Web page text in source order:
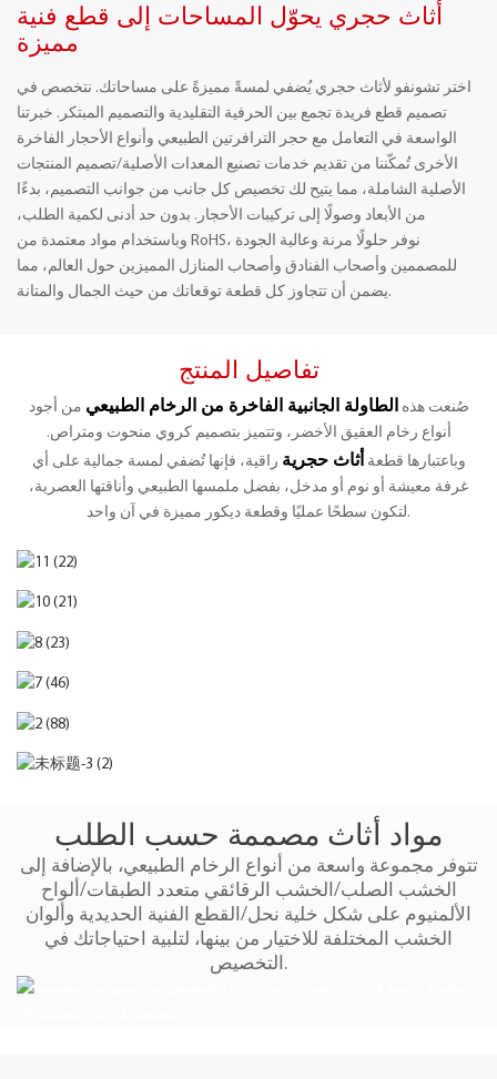
أثاث حجري يحوّل المساحات إلى قطع فنية
مميزة
اختر تشونفو لأثاث حجري يُضفي لمسةً مميزةً على مساحاتك. نتخصص في
تصميم قطع فريدة تجمع بين الحرفية التقليدية والتصميم المبتكر. خبرتنا
الواسعة في التعامل مع حجر الترافرتين الطبيعي وأنواع الأحجار الفاخرة
الأخرى تُمكّننا من تقديم خدمات تصنيع المعدات الأصلية/تصميم المنتجات
الأصلية الشاملة، مما يتيح لك تخصيص كل جانب من جوانب التصميم، بدءًا
من الأبعاد وصولًا إلى تركيبات الأحجار. بدون حد أدنى لكمية الطلب،
وباستخدام مواد معتمدة من RoHS، نوفر حلولًا مرنة وعالية الجودة
للمصممين وأصحاب الفنادق وأصحاب المنازل المميزين حول العالم، مما
يضمن أن تتجاوز كل قطعة توقعاتك من حيث الجمال والمتانة.
تفاصيل المنتج
صُنعت هذه الطاولة الجانبية الفاخرة من الرخام الطبيعي من أجود
أنواع رخام العقيق الأخضر، وتتميز بتصميم كروي منحوت ومتراص.
وباعتبارها قطعة أثاث حجرية راقية، فإنها تُضفي لمسة جمالية على أي
غرفة معيشة أو نوم أو مدخل، بفضل ملمسها الطبيعي وأناقتها العصرية،
لتكون سطحًا عمليًا وقطعة ديكور مميزة في آن واحد.
مواد أثاث مصممة حسب الطلب
تتوفر مجموعة واسعة من أنواع الرخام الطبيعي، بالإضافة إلى
الخشب الصلب/الخشب الرقائقي متعدد الطبقات/ألواح
الألمنيوم على شكل خلية نحل/القطع الفنية الحديدية وألوان
الخشب المختلفة للاختيار من بينها، لتلبية احتياجاتك في
التخصيص.